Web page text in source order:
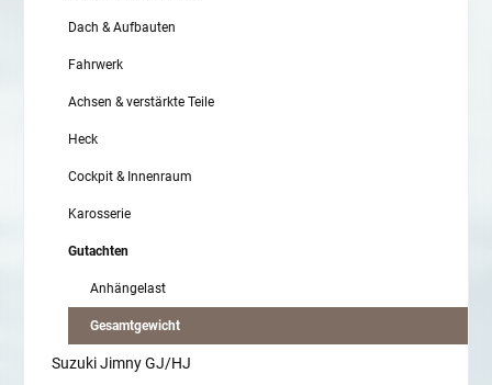
Dach & Aufbauten
Fahrwerk
Achsen & verstärkte Teile
Heck
Cockpit & Innenraum
Karosserie
Gutachten
Anhängelast
Gesamtgewicht
Suzuki Jimny GJ/HJ